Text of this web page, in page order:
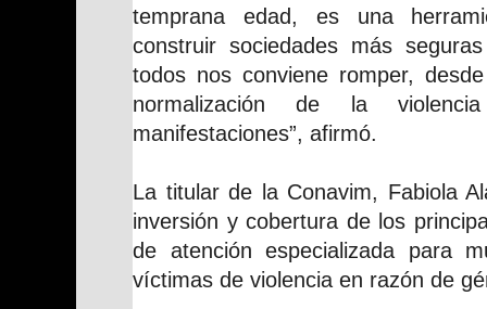
temprana edad, es una
construir sociedades más
todos nos conviene romper,
normalización de la
manifestaciones”, afirmó.
La titular de la Conavim, Fabiola
inversión y cobertura de los
de atención especializada para
víctimas de violencia en razón de